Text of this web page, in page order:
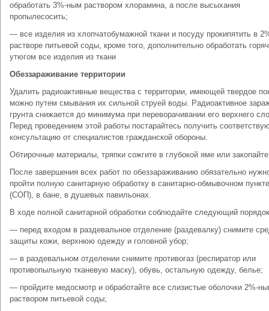
обработать 3%-ным раствором хлорамина, а после высыхания
пропылесосить;
— все изделия из хлопчатобумажной ткани и посуду прокипятить в
растворе питьевой соды, кроме того, дополнительно обработать
утюгом все изделия из ткани
Обеззараживание территории
Удалить радиоактивные вещества с территории, имеющей твердое
можно путем смывания их сильной струей воды. Радиоактивное
грунта снижается до минимума при переворачивании его верхнего
Перед проведением этой работы постарайтесь получить
консультацию от специалистов гражданской обороны.
Обтирочные материалы, тряпки сожгите в глубокой яме или
После завершения всех работ по обеззараживанию обязательно
пройти полную санитарную обработку в санитарно-обмывочном пункте
(СОП), в бане, в душевых павильонах.
В ходе полной санитарной обработки соблюдайте следующий
— перед входом в раздевальное отделение (раздевалку) снимите
защиты кожи, верхнюю одежду и головной убор;
— в раздевальном отделении снимите противогаз (респиратор или
противопыльную тканевую маску), обувь, остальную одежду, белье;
— пройдите медосмотр и обработайте все слизистые оболочки 2%-
раствором питьевой соды;